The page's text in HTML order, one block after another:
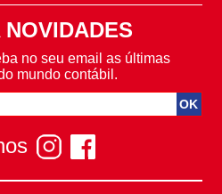
NOVIDADES
no seu email as últimas
mundo contábil.